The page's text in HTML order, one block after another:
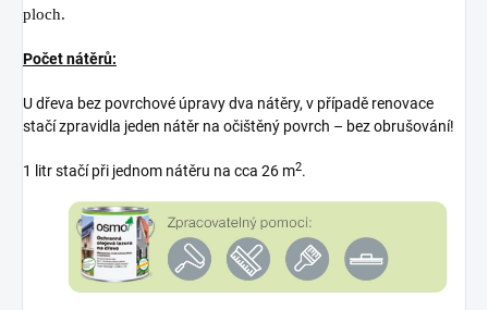
ploch.
Počet nátěrů:
U dřeva bez povrchové úpravy dva nátěry, v případě renovace
stačí zpravidla jeden nátěr na očištěný povrch – bez obrušování!
1 litr stačí při jednom nátěru na cca 26 m2.